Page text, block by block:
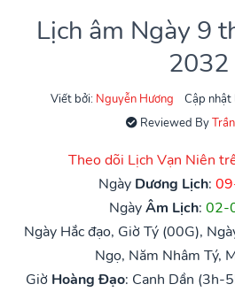
Lịch âm Ngày 9
2032
Viết bởi: Nguyễn Hương
Cập
Reviewed By
Theo dõi Lịch Vạn Niên
Ngày Dương Lịch:
NgàyÂm Lịch: 02-
Ngày Hắc đạo, Giờ Tý (00G),
Ngọ, Năm Nhâm Tý,
Giờ Hoàng Đạo: Canh Dần (3h-